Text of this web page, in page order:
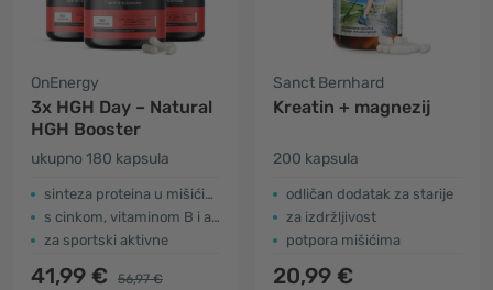
OnEnergy
3x HGH Day – Natural
HGH Booster
ukupno 180 kapsula
sinteza proteina u mišićima
s cinkom, vitaminom B i aminokiselinama
za sportski aktivne
41,99 € 56,97 €
Sanct Bernhard
Kreatin + magnezij
200 kapsula
odličan dodatak za starije
za izdržljivost
potpora mišićima
20,99 €